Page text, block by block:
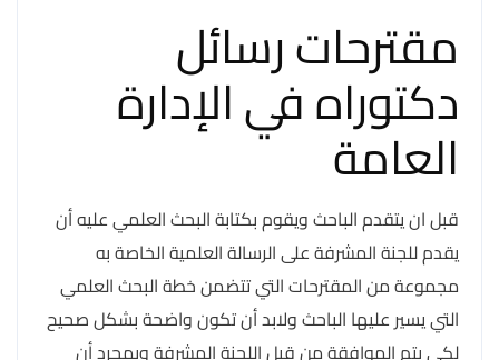
مقترحات رسائل
دكتوراه في الإدارة
العامة
قبل ان يتقدم الباحث ويقوم بكتابة البحث العلمي عليه أن
يقدم للجنة المشرفة على الرسالة العلمية الخاصة به
مجموعة من المقترحات التي تتضمن خطة البحث العلمي
التي يسير عليها الباحث ولابد أن تكون واضحة بشكل صحيح
لكي يتم الموافقة من قبل اللجنة المشرفة وبمجرد أن